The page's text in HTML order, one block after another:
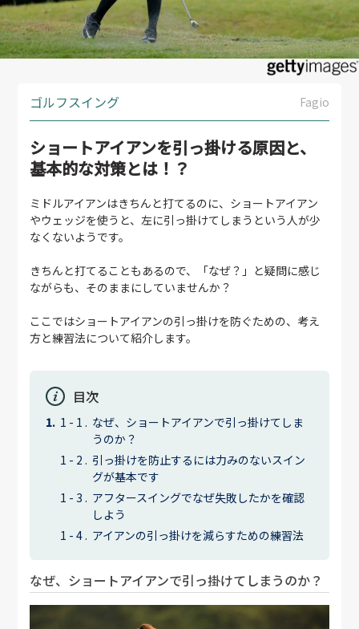
ゴルフスイング Fagio
ショートアイアンを引っ掛ける原因と、
基本的な対策とは！？
ミドルアイアンはきちんと打てるのに、ショートアイアン
やウェッジを使うと、左に引っ掛けてしまうという人が少
なくないようです。
きちんと打てることもあるので、「なぜ？」と疑問に感じ
ながらも、そのままにしていませんか？
ここではショートアイアンの引っ掛けを防ぐための、考え
方と練習法について紹介します。
目次
なぜ、ショートアイアンで引っ掛けてしま
うのか？
引っ掛けを防止するには力みのないスイン
グが基本です
アフタースイングでなぜ失敗したかを確認
しよう
アイアンの引っ掛けを減らすための練習法
なぜ、ショートアイアンで引っ掛けてしまうのか？